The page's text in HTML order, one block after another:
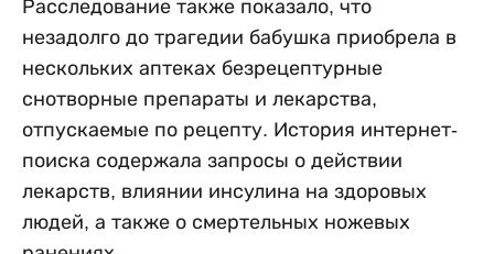
Расследование также показало, что
незадолго до трагедии бабушка приобрела в
нескольких аптеках безрецептурные
снотворные препараты и лекарства,
отпускаемые по рецепту. История интернет-
поиска содержала запросы о действии
лекарств, влиянии инсулина на здоровых
людей, а также о смертельных ножевых